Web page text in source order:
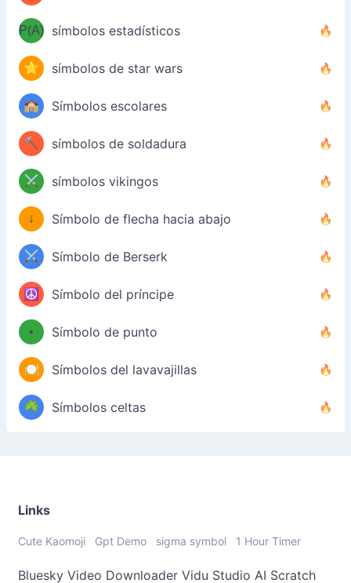
P(A) símbolos estadísticos
⭐ símbolos de star wars
🏫 Símbolos escolares
🔨 símbolos de soldadura
⚔️ símbolos vikingos
↓ Símbolo de flecha hacia abajo
⚔️ Símbolo de Berserk
☮️ Símbolo del príncipe
• Símbolo de punto
🍽️ Símbolos del lavavajillas
☘️ Símbolos celtas
Links
Cute Kaomoji Gpt Demo sigma symbol 1 Hour Timer
Bluesky Video Downloader Vidu Studio AI Scratch